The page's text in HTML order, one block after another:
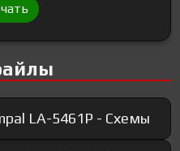
LA-5461P - Схемы